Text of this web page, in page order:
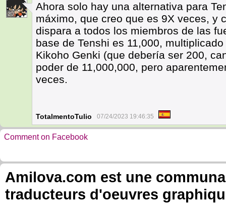
20
Ahora solo hay una alternativa para
máximo, que creo que es 9X veces, y
dispara a todos los miembros de las
base de Tenshi es 11,000,
Kikoho Genki (que debería ser 200,
poder de 11,000,000, pero
veces.
TotalmentoTulio 07/24/2023 19:46:35
Comment on Facebook
Amilova.com est une
traducteurs d'oeuvres